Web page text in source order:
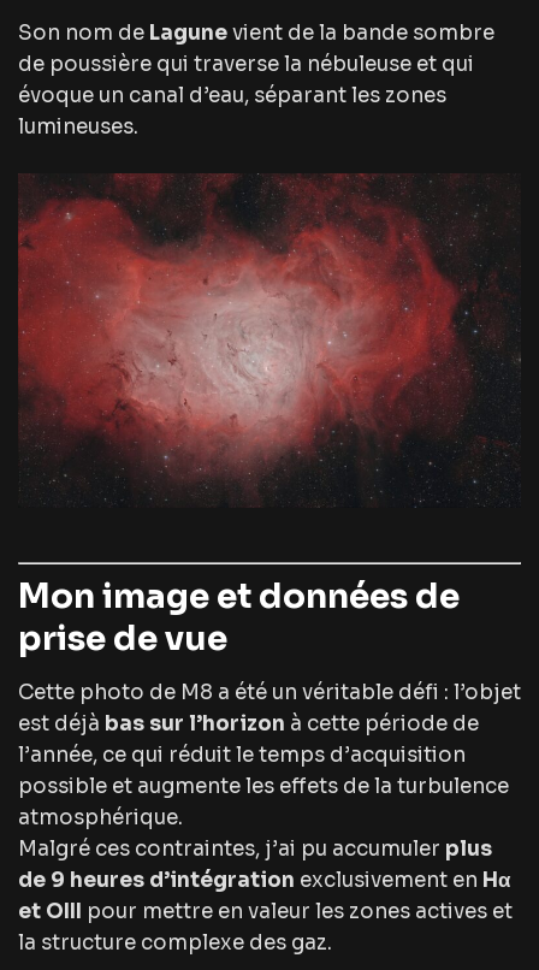
Son nom de Lagunevient de la bande sombre
de poussière qui traverse la nébuleuse et qui
évoque un canal d’eau, séparant les zones
lumineuses.
Mon image et données de
prise de vue
Cette photo de M8 a été un véritable défi : l’objet
est déjà bas sur l’horizon à cette période de
l’année, ce qui réduit le temps d’acquisition
possible et augmente les effets de la turbulence
atmosphérique.
Malgré ces contraintes, j’ai pu accumuler plus
de 9 heures d’intégration exclusivement en Hα
et OIII pour mettre en valeur les zones actives et
la structure complexe des gaz.